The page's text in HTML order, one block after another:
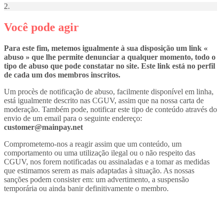
2.
Você pode agir
Para este fim, metemos igualmente à sua disposição um link «
abuso » que lhe permite denunciar a qualquer momento, todo o
tipo de abuso que pode constatar no site. Este link está no perfil
de cada um dos membros inscritos.
Um procès de notificação de abuso, facilmente disponível em linha,
está igualmente descrito nas CGUV, assim que na nossa carta de
moderação. Também pode, notificar este tipo de conteúdo através do
envio de um email para o seguinte endereço:
customer@mainpay.net
Comprometemo-nos a reagir assim que um conteúdo, um
comportamento ou uma utilização ilegal ou o não respeito das
CGUV, nos forem notificadas ou assinaladas e a tomar as medidas
que estimamos serem as mais adaptadas à situação. As nossas
sanções podem consister em: um advertimento, a suspensão
temporária ou ainda banir definitivamente o membro.